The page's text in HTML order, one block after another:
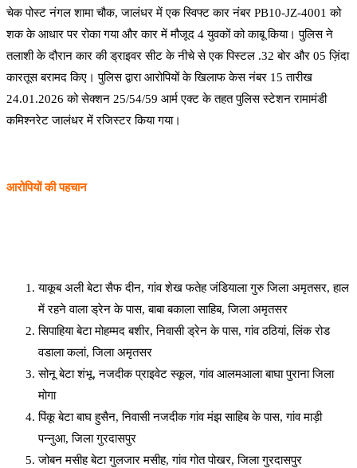
चेक पोस्ट नंगल शामा चौक, जालंधर में एक स्विफ्ट कार नंबर PB10-JZ-4001 को
शक के आधार पर रोका गया और कार में मौजूद 4 युवकों को काबू किया। पुलिस ने
तलाशी के दौरान कार की ड्राइवर सीट के नीचे से एक पिस्टल .32 बोर और 05 ज़िंदा
कारतूस बरामद किए। पुलिस द्वारा आरोपियों के खिलाफ केस नंबर 15 तारीख
24.01.2026 को सेक्शन 25/54/59 आर्म एक्ट के तहत पुलिस स्टेशन रामामंडी
कमिश्नरेट जालंधर में रजिस्टर किया गया।
आरोपियों की पहचान
याकूब अली बेटा सैफ दीन, गांव शेख फतेह जंडियाला गुरु जिला अमृतसर, हाल
में रहने वाला ड्रेन के पास, बाबा बकाला साहिब, जिला अमृतसर
सिपाहिया बेटा मोहम्मद बशीर, निवासी ड्रेन के पास, गांव ठठियां, लिंक रोड
वडाला कलां, जिला अमृतसर
सोनू बेटा शंभू, नजदीक प्राइवेट स्कूल, गांव आलमआला बाघा पुराना जिला
मोगा
पिंकू बेटा बाघ हुसैन, निवासी नजदीक गांव मंझ साहिब के पास, गांव माड़ी
पन्नुआ, जिला गुरदासपुर
जोबन मसीह बेटा गुलजार मसीह, गांव गोत पोखर, जिला गुरदासपुर